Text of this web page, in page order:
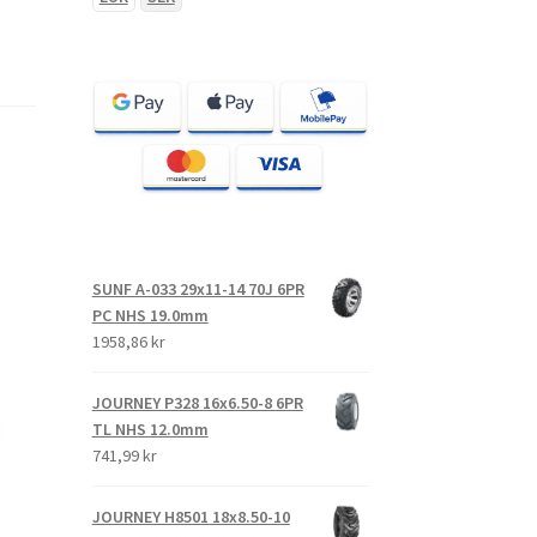
SUNF A-033 29x11-14 70J 6PR
PC NHS 19.0mm
1958,86 kr
JOURNEY P328 16x6.50-8 6PR
TL NHS 12.0mm
741,99 kr
JOURNEY H8501 18x8.50-10